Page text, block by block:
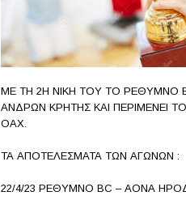
ΜΕ ΤΗ 2Η ΝΙΚΗ ΤΟΥ ΤΟ ΡΕΘΥΜΝΟ
ΑΝΔΡΩΝ ΚΡΗΤΗΣ ΚΑΙ ΠΕΡΙΜΕΝΕΙ
ΟΑΧ.
ΤΑ ΑΠΟΤΕΛΕΣΜΑΤΑ ΤΩΝ ΑΓΩΝΩΝ :
22/4/23 ΡΕΘΥΜΝΟ BC – ΑΟΝΑ